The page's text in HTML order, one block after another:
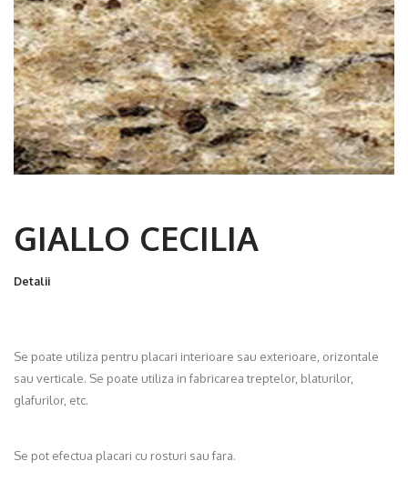
GIALLO CECILIA
Detalii
Se poate utiliza pentru placari interioare sau exterioare, orizontale
sau verticale. Se poate utiliza in fabricarea treptelor, blaturilor,
glafurilor, etc.
Se pot efectua placari cu rosturi sau fara.